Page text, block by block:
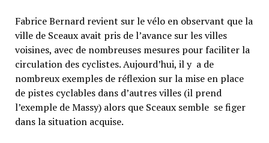
Fabrice Bernard revient sur le vélo en observant que la
ville de Sceaux avait pris de l’avance sur les villes
voisines, avec de nombreuses mesures pour faciliter la
circulation des cyclistes. Aujourd’hui, il y a de
nombreux exemples de réflexion sur la mise en place
de pistes cyclables dans d’autres villes (il prend
l’exemple de Massy) alors que Sceaux semble se figer
dans la situation acquise.